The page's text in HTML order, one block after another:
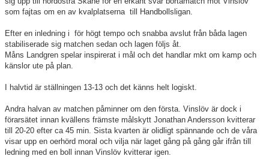
som fajtas om en av kvalplatserna till Handbollsligan.
Efter en inledning i för högt tempo och snabba avslut från båda lagen
stabiliserade sig matchen sedan och lagen följs åt.
Måns Landgren spelar inspirerat i mål och det handlar mkt om kamp och
känslor ute på plan.
I halvtid är ställningen 13-13 och det känns helt logiskt.
Andra halvan av matchen påminner om den första. Vinslöv är dock i
förarsätet innan kvällens främste målskytt Jonathan Andersson kvitterar
till 20-20 efter ca 45 min. Sista kvarten är olidligt spännande och de våra
visar upp en oerhörd moral och vilja när laget gång på gång går ifrån till
ledning med en boll innan Vinslöv kvitterar igen.